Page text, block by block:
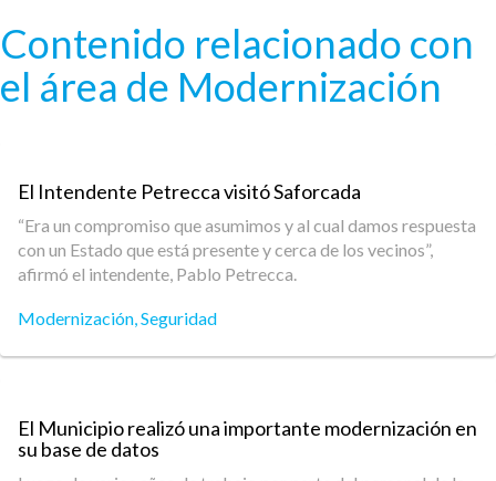
Contenido relacionado con
el área de Modernización
El Intendente Petrecca visitó Saforcada
“Era un compromiso que asumimos y al cual damos respuesta
con un Estado que está presente y cerca de los vecinos”,
afirmó el intendente, Pablo Petrecca.
Modernización,Seguridad
El Municipio realizó una importante modernización en
su base de datos